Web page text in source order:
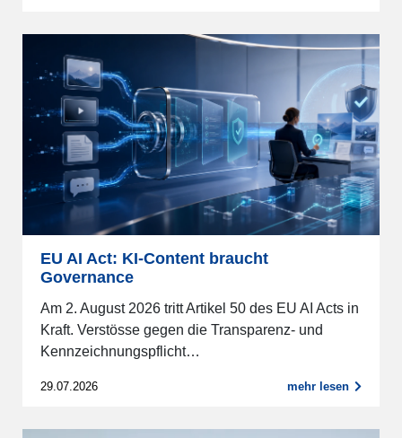
EU AI Act: KI-Content braucht
Governance
Am 2. August 2026 tritt Artikel 50 des EU AI Acts in
Kraft. Verstösse gegen die Transparenz- und
Kennzeichnungspflicht…
29.07.2026 mehr lesen